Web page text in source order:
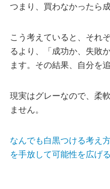
つまり、買わなかったら
こう考えていると、それ
るより、「成功か、失敗
ます。その結果、自分を
現実はグレーなので、柔
ません。
なんでも白黒つける考え
を手放して可能性を広げ